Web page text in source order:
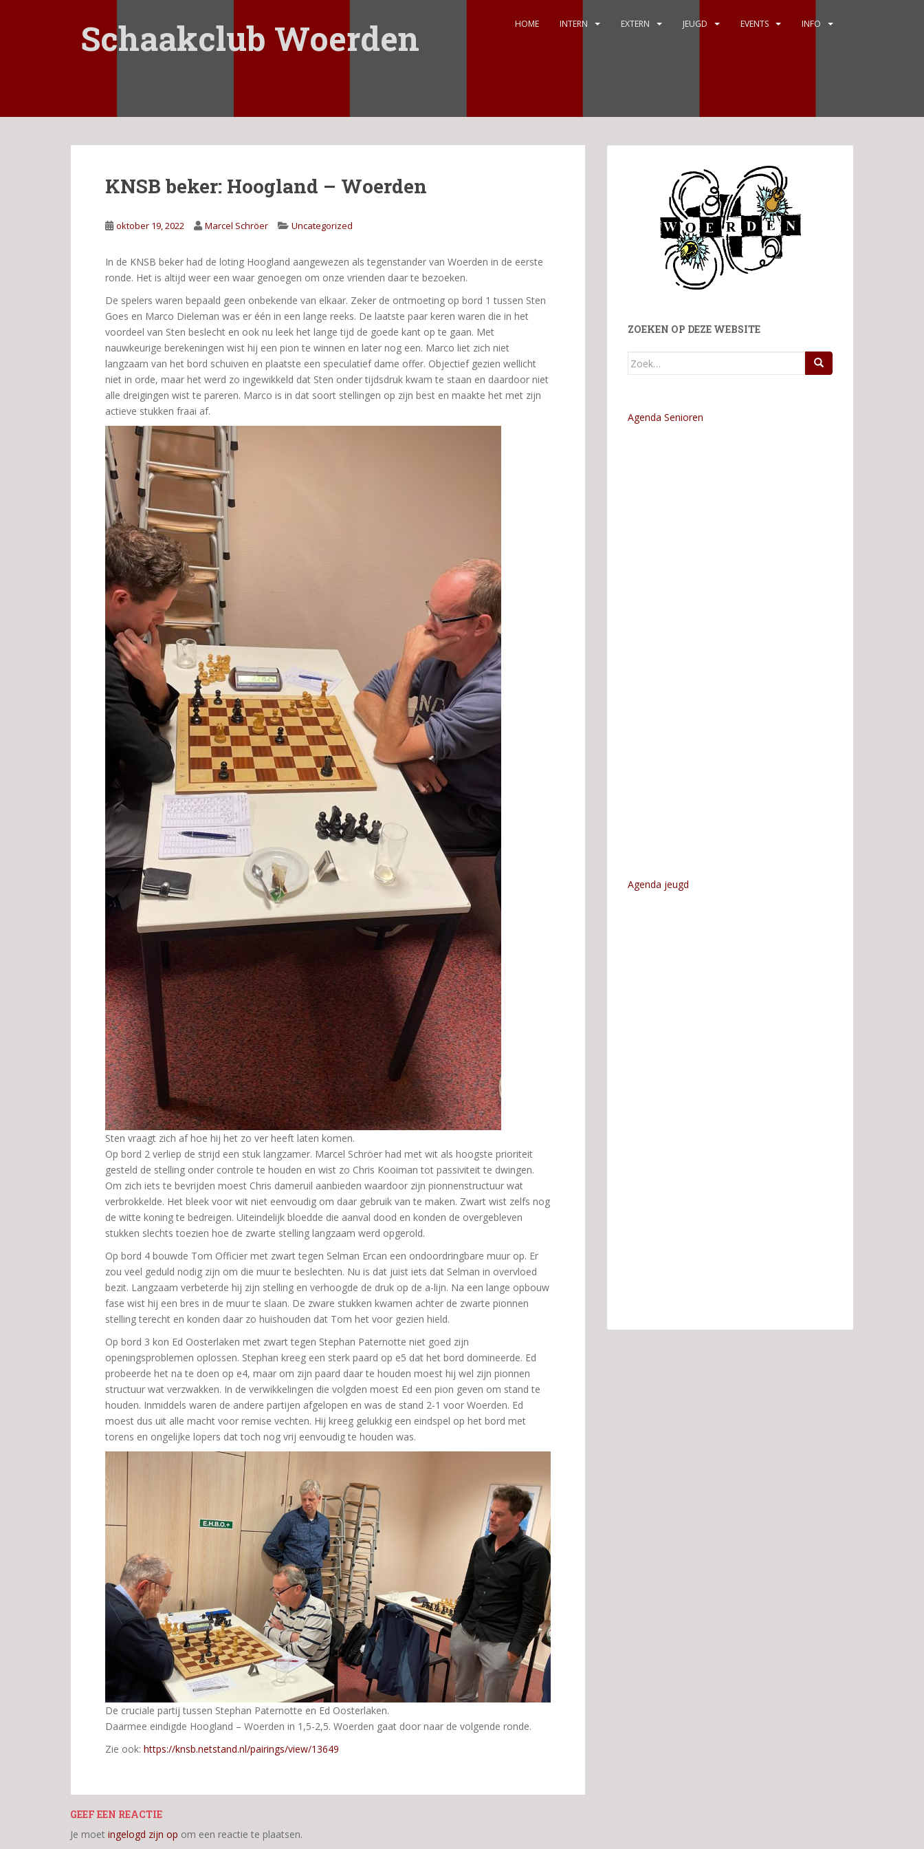
a
Schaakclub Woerden HOME INTERN EXTERN JEUGD EVENTS INFO
KNSB beker: Hoogland – Woerden
oktober 19, 2022 Marcel Schröer Uncategorized
In de KNSB beker had de loting Hoogland aangewezen als tegenstander van Woerden in de eerste
ronde. Het is altijd weer een waar genoegen om onze vrienden daar te bezoeken.
De spelers waren bepaald geen onbekende van elkaar. Zeker de ontmoeting op bord 1 tussen Sten
Goes en Marco Dieleman was er één in een lange reeks. De laatste paar keren waren die in het
voordeel van Sten beslecht en ook nu leek het lange tijd de goede kant op te gaan. Met
nauwkeurige berekeningen wist hij een pion te winnen en later nog een. Marco liet zich niet
langzaam van het bord schuiven en plaatste een speculatief dame offer. Objectief gezien wellicht
niet in orde, maar het werd zo ingewikkeld dat Sten onder tijdsdruk kwam te staan en daardoor niet
alle dreigingen wist te pareren. Marco is in dat soort stellingen op zijn best en maakte het met zijn
actieve stukken fraai af.
Sten vraagt zich af hoe hij het zo ver heeft laten komen.
Op bord 2 verliep de strijd een stuk langzamer. Marcel Schröer had met wit als hoogste prioriteit
gesteld de stelling onder controle te houden en wist zo Chris Kooiman tot passiviteit te dwingen.
Om zich iets te bevrijden moest Chris dameruil aanbieden waardoor zijn pionnenstructuur wat
verbrokkelde. Het bleek voor wit niet eenvoudig om daar gebruik van te maken. Zwart wist zelfs nog
de witte koning te bedreigen. Uiteindelijk bloedde die aanval dood en konden de overgebleven
stukken slechts toezien hoe de zwarte stelling langzaam werd opgerold.
Op bord 4 bouwde Tom Officier met zwart tegen Selman Ercan een ondoordringbare muur op. Er
zou veel geduld nodig zijn om die muur te beslechten. Nu is dat juist iets dat Selman in overvloed
bezit. Langzaam verbeterde hij zijn stelling en verhoogde de druk op de a-lijn. Na een lange opbouw
fase wist hij een bres in de muur te slaan. De zware stukken kwamen achter de zwarte pionnen
stelling terecht en konden daar zo huishouden dat Tom het voor gezien hield.
Op bord 3 kon Ed Oosterlaken met zwart tegen Stephan Paternotte niet goed zijn
openingsproblemen oplossen. Stephan kreeg een sterk paard op e5 dat het bord domineerde. Ed
probeerde het na te doen op e4, maar om zijn paard daar te houden moest hij wel zijn pionnen
structuur wat verzwakken. In de verwikkelingen die volgden moest Ed een pion geven om stand te
houden. Inmiddels waren de andere partijen afgelopen en was de stand 2-1 voor Woerden. Ed
moest dus uit alle macht voor remise vechten. Hij kreeg gelukkig een eindspel op het bord met
torens en ongelijke lopers dat toch nog vrij eenvoudig te houden was.
De cruciale partij tussen Stephan Paternotte en Ed Oosterlaken.
Daarmee eindigde Hoogland – Woerden in 1,5-2,5. Woerden gaat door naar de volgende ronde.
Zie ook: https://knsb.netstand.nl/pairings/view/13649
GEEF EEN REACTIE
Je moet ingelogd zijn op om een reactie te plaatsen.
ZOEKEN OP DEZE WEBSITE
Zoek
Agenda Senioren
Agenda jeugd